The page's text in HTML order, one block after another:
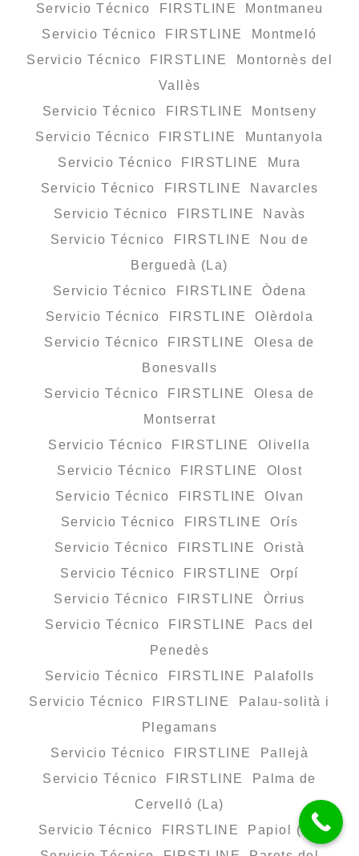
Servicio Técnico FIRSTLINE Montmaneu
Servicio Técnico FIRSTLINE Montmeló
Servicio Técnico FIRSTLINE Montornès del
Vallès
Servicio Técnico FIRSTLINE Montseny
Servicio Técnico FIRSTLINE Muntanyola
Servicio Técnico FIRSTLINE Mura
Servicio Técnico FIRSTLINE Navarcles
Servicio Técnico FIRSTLINE Navàs
Servicio Técnico FIRSTLINE Nou de
Berguedà (La)
Servicio Técnico FIRSTLINE Òdena
Servicio Técnico FIRSTLINE Olèrdola
Servicio Técnico FIRSTLINE Olesa de
Bonesvalls
Servicio Técnico FIRSTLINE Olesa de
Montserrat
Servicio Técnico FIRSTLINE Olivella
Servicio Técnico FIRSTLINE Olost
Servicio Técnico FIRSTLINE Olvan
Servicio Técnico FIRSTLINE Orís
Servicio Técnico FIRSTLINE Oristà
Servicio Técnico FIRSTLINE Orpí
Servicio Técnico FIRSTLINE Òrrius
Servicio Técnico FIRSTLINE Pacs del
Penedès
Servicio Técnico FIRSTLINE Palafolls
Servicio Técnico FIRSTLINE Palau-solità i
Plegamans
Servicio Técnico FIRSTLINE Pallejà
Servicio Técnico FIRSTLINE Palma de
Cervelló (La)
Servicio Técnico FIRSTLINE Papiol (El)